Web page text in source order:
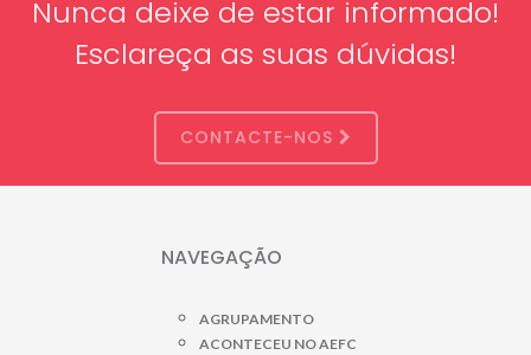
Nunca deixe de estar informado!
Esclareça as suas dúvidas!
CONTACTE-NOS
NAVEGAÇÃO
AGRUPAMENTO
ACONTECEU NO AEFC